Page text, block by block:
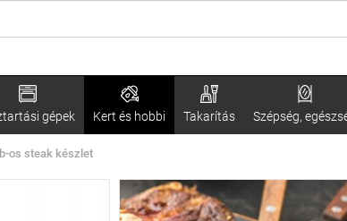
gépek Kert és hobbi Takarítás Szépség,
os steak készlet